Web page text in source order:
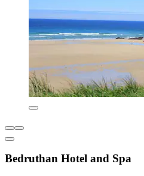
Bedruthan Hotel and Spa